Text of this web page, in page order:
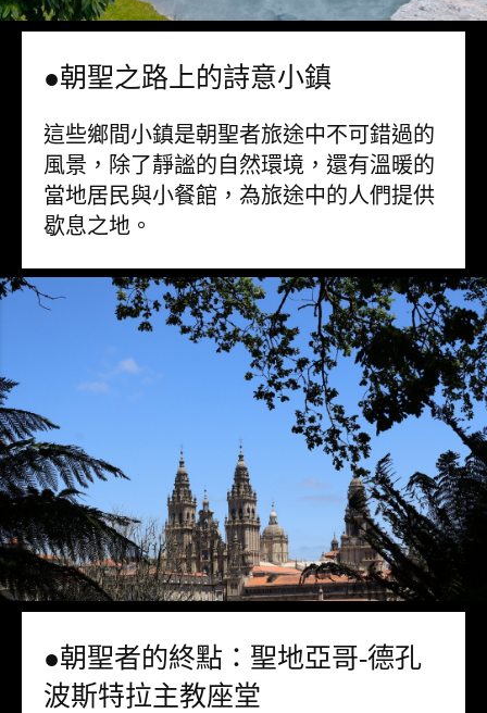
●朝聖之路上的詩意小鎮
這些鄉間小鎮是朝聖者旅途中不可錯過的
風景，除了靜謐的自然環境，還有溫暖的
當地居民與小餐館，為旅途中的人們提供
歇息之地。
●朝聖者的終點：聖地亞哥-德孔
波斯特拉主教座堂